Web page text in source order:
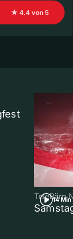
★ 4.4 von 5
14 Min
TeleBärn